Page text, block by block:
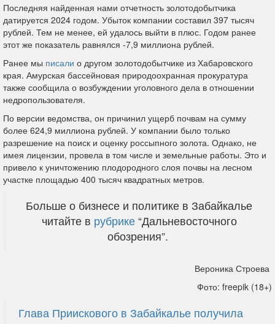
Последняя найденная нами отчетность золотодобытчика
датируется 2024 годом. Убыток компании составил 397 тысяч
рублей. Тем не менее, ей удалось выйти в плюс. Годом ранее
этот же показатель равнялся -7,9 миллиона рублей.
Ранее мы писали о другом золотодобытчике из Хабаровского
края. Амурская бассейновая природоохранная прокуратура
также сообщила о возбуждении уголовного дела в отношении
недропользователя.
По версии ведомства, он причинил ущерб почвам на сумму
более 624,9 миллиона рублей. У компании было только
разрешение на поиск и оценку россыпного золота. Однако, не
имея лицензии, провела в том числе и земельные работы. Это и
привело к уничтожению плодородного слоя почвы на лесном
участке площадью 400 тысяч квадратных метров.
Больше о бизнесе и политике в Забайкалье
читайте в рубрике“Дальневосточного
обозрения”.
Вероника Строева
Фото: freepik (18+)
Глава Приискового в Забайкалье получила